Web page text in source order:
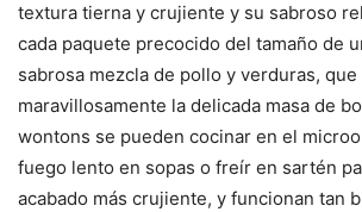
textura tierna y crujiente y su sabroso
cada paquete precocido del tamaño de
sabrosa mezcla de pollo y verduras,
maravillosamente la delicada masa de
wontons se pueden cocinar en el
fuego lento en sopas o freír en sartén
acabado más crujiente, y funcionan tan